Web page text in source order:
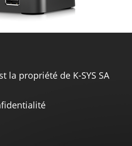
la propriété de K-SYS SA